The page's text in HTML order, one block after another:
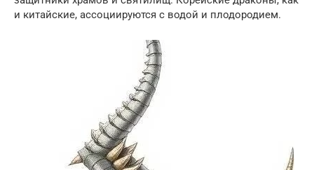
и китайские, ассоциируются с водой и плодородием.